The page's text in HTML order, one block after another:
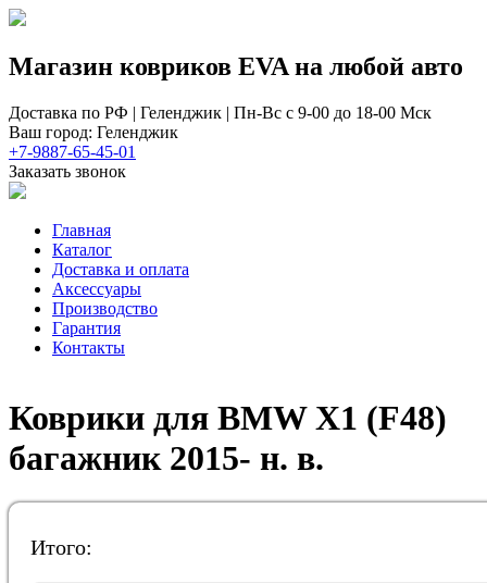
Магазин ковриков EVA ​на любой авто
Доставка по РФ | Геленджик | Пн-Вс с 9-00 до 18-00 Мск
Ваш город: Геленджик
+7-9887-65-45-01
Заказать звонок
Главная
Каталог
Доставка и оплата
Аксессуары
Производство
Гарантия
Контакты
Коврики для BMW Х1 (F48)
багажник 2015- н. в.
Итого: